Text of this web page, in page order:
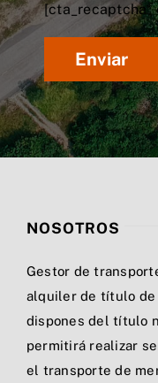
[cta_recaptcha*
NOSOTROS
Gestor de
alquiler de título
dispones del título
permitirá realizar
el transporte de